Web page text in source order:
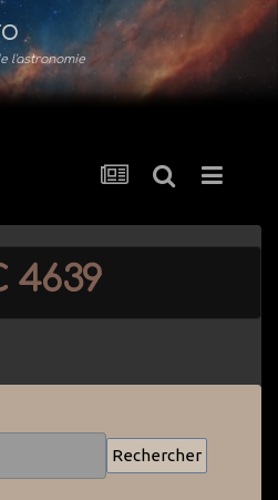
l'astronomie
4639